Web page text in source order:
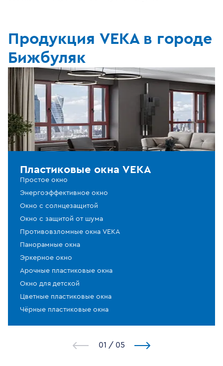
Продукция VEKA в городе
Бижбуляк
Пластиковые окна VEKA
Простое окно
Энергоэффективное окно
Окно с солнцезащитой
Окно с защитой от шума
Противовзломные окна VEKA
Панорамные окна
Эркерное окно
Арочные пластиковые окна
Окно для детской
Цветные пластиковые окна
Чёрные пластиковые окна
1 / 5